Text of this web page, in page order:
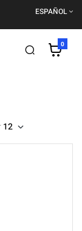
ESPAÑOL
0
12